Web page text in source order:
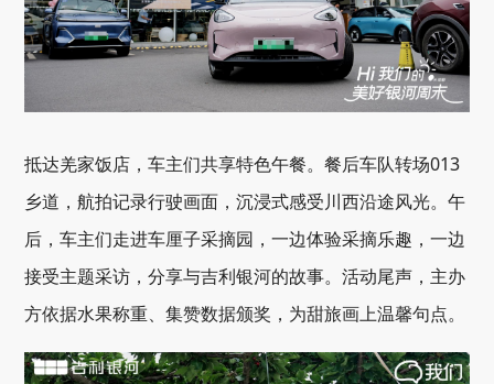
抵达羌家饭店，车主们共享特色午餐。餐后车队转场013
乡道，航拍记录行驶画面，沉浸式感受川西沿途风光。午
后，车主们走进车厘子采摘园，一边体验采摘乐趣，一边
接受主题采访，分享与吉利银河的故事。活动尾声，主办
方依据水果称重、集赞数据颁奖，为甜旅画上温馨句点。